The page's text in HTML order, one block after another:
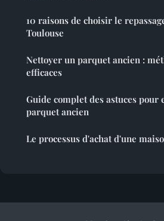
10 raisons de choisir le
Toulouse
Nettoyer un parquet ancien :
efficaces
Guide complet des astuces pour
parquet ancien
Le processus d'achat d'une